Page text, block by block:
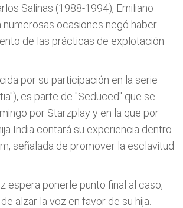
Salinas (1988-1994), Emiliano
numerosas ocasiones negó haber
de las prácticas de explotación
por su participación en la serie
es parte de "Seduced" que se
por Starzplay y en la que por
India contará su experiencia dentro
señalada de promover la esclavitud
espera ponerle punto final al caso,
alzar la voz en favor de su hija.